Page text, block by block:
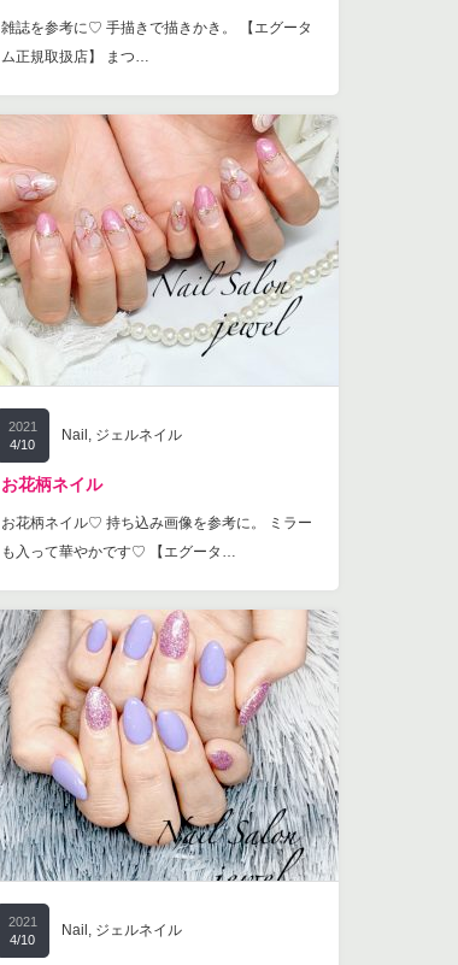
雑誌を参考に♡ 手描きで描きかき。 【エグータ
ム正規取扱店】 まつ…
2021
4/10
Nail , ジェルネイル
お花柄ネイル
お花柄ネイル♡ 持ち込み画像を参考に。 ミラー
も入って華やかです♡ 【エグータ…
2021
4/10
Nail , ジェルネイル